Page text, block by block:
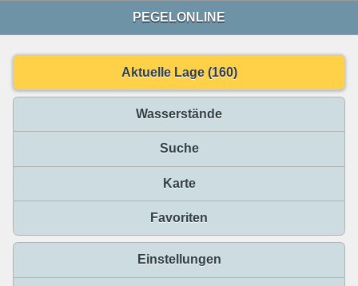
PEGELONLINE
Aktuelle Lage (160)
Wasserstände
Suche
Karte
Favoriten
Einstellungen